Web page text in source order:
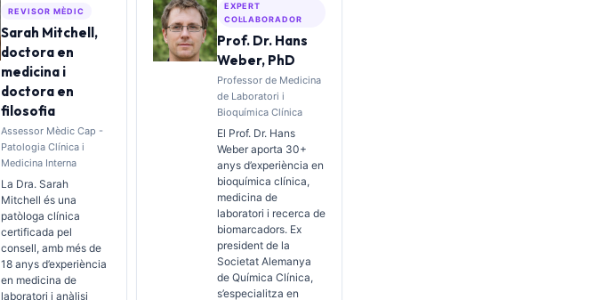
REVISOR MÈDIC
Sarah Mitchell,
doctora en
medicina i
doctora en
filosofia
Assessor Mèdic Cap -
Patologia Clínica i
Medicina Interna
La Dra. Sarah
Mitchell és una
patòloga clínica
certificada pel
consell, amb més de
18 anys d’experiència
en medicina de
laboratori i anàlisi
EXPERT
COL·LABORADOR
Prof. Dr. Hans
Weber, PhD
Professor de Medicina
de Laboratori i
Bioquímica Clínica
El Prof. Dr. Hans
Weber aporta 30+
anys d’experiència en
bioquímica clínica,
medicina de
laboratori i recerca de
biomarcadors. Ex
president de la
Societat Alemanya
de Química Clínica,
s’especialitza en